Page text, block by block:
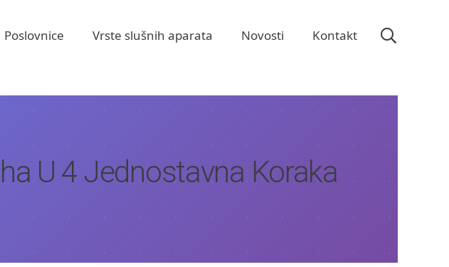
Poslovnice Vrste slušnih aparata Novosti Kontakt
U 4 Jednostavna Koraka